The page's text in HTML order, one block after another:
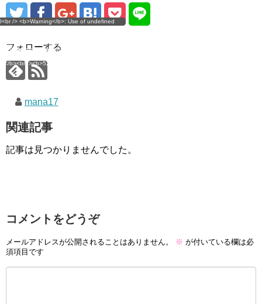
error
b>: Use of undefined
public_html/wp-
ultimate-google-
b><br />
/> <b>Warning</b>: Use of undefined
mana17/yukimana.com/public_html/wp-
content/plugins/ultimate-google-
<b>524</b><br />
フォローする
mana17
関連記事
記事は見つかりませんでした。
コメントをどうぞ
メールアドレスが公開されることはありません。 ※ が付いている欄は必
須項目です